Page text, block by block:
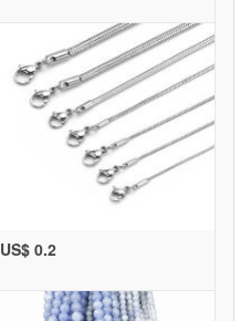
US$ 0.2